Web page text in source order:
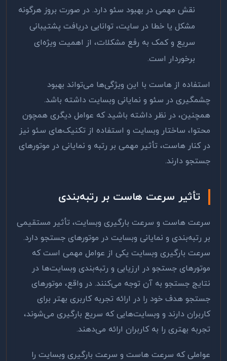
نقش مهمی در بهبود سئو دارد. در صورت بروز هرگونه
مشکل یا خطا در سایت، توانایی دریافت پشتیبانی
سریع و کمک به رفع مشکلات، از اهمیت ویژه‌ای
برخوردار است.
استفاده از هاست با این ویژگی‌ها می‌تواند بهبود
چشمگیری در سئو و نمایانی وبسایت داشته باشد.
همچنین، در نظر داشته باشید که عوامل دیگری همچون
محتوا، ساختار وبسایت و استفاده از تکنیک‌های سئو نیز
در کنار هاست، تأثیر مهمی بر رتبه و نمایانی در موتورهای
جستجو دارند.
تأثیر سرعت هاست بر رتبه‌بندی
سرعت هاست و سرعت بارگیری وبسایت، تأثیر مستقیمی
بر رتبه‌بندی و نمایانی وبسایت در موتورهای جستجو دارد.
سرعت بارگیری وبسایت یکی از عوامل مهمی است که
موتورهای جستجو در ارزیابی و رتبه‌بندی وبسایت‌ها در
نتایج جستجو به آن توجه می‌کنند. در واقع، موتورهای
جستجو هدف خود را در ارائه تجربه کاربری بهتر برای
کاربران دارند و وبسایت‌هایی که سریع بارگیری می‌شوند،
تجربه بهتری را به کاربران ارائه می‌دهند.
عواملی که سرعت هاست و سرعت بارگیری وبسایت را